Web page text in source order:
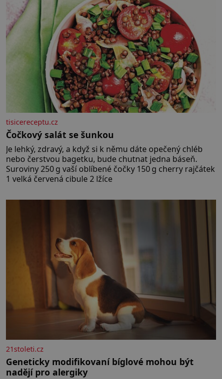
tisicereceptu.cz
Čočkový salát se šunkou
Je lehký, zdravý, a když si k němu dáte opečený chléb
nebo čerstvou bagetku, bude chutnat jedna báseň.
Suroviny 250 g vaší oblíbené čočky 150 g cherry rajčátek
1 velká červená cibule 2 lžíce
21stoleti.cz
Geneticky modifikovaní bíglové mohou být
nadějí pro alergiky